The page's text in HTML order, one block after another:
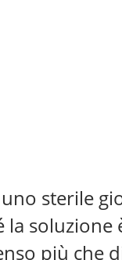
sterile
la soluzione
più che